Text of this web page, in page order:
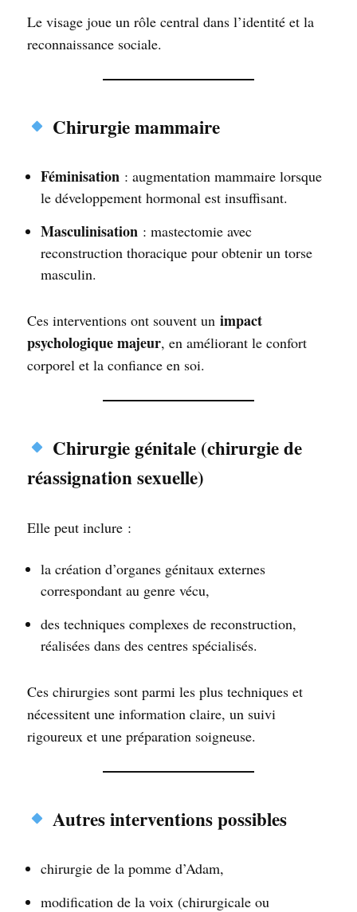
Le visage joue un rôle central dans l’identité et la
reconnaissance sociale.
Chirurgie mammaire
Féminisation: augmentation mammaire lorsque
le développement hormonal est insuffisant.
Masculinisation: mastectomie avec
reconstruction thoracique pour obtenir un torse
masculin.
Ces interventions ont souvent un impact
psychologique majeur, en améliorant le confort
corporel et la confiance en soi.
Chirurgie génitale (chirurgie de
réassignation sexuelle)
Elle peut inclure :
la création d’organes génitaux externes
correspondant au genre vécu,
des techniques complexes de reconstruction,
réalisées dans des centres spécialisés.
Ces chirurgies sont parmi les plus techniques et
nécessitent une information claire, un suivi
rigoureux et une préparation soigneuse.
Autres interventions possibles
chirurgie de la pomme d’Adam,
modification de la voix (chirurgicale ou